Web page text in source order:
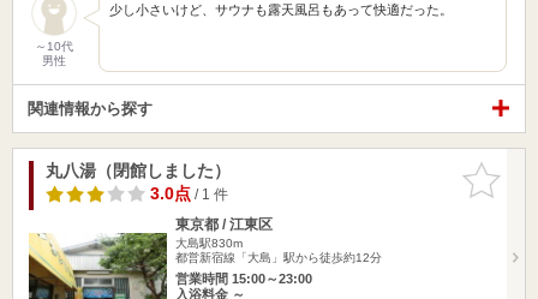
～10代
男性
少し小さいけど、サウナも露天風呂もあって快適だった。
関連情報から探す
お気に入
りに追加
丸八湯（閉館しました）
3.0点/ 1 件
東京都 / 江東区
大島駅830m
都営新宿線「大島」駅から徒歩約12分
営業時間 15:00～23:00
入浴料金 ～